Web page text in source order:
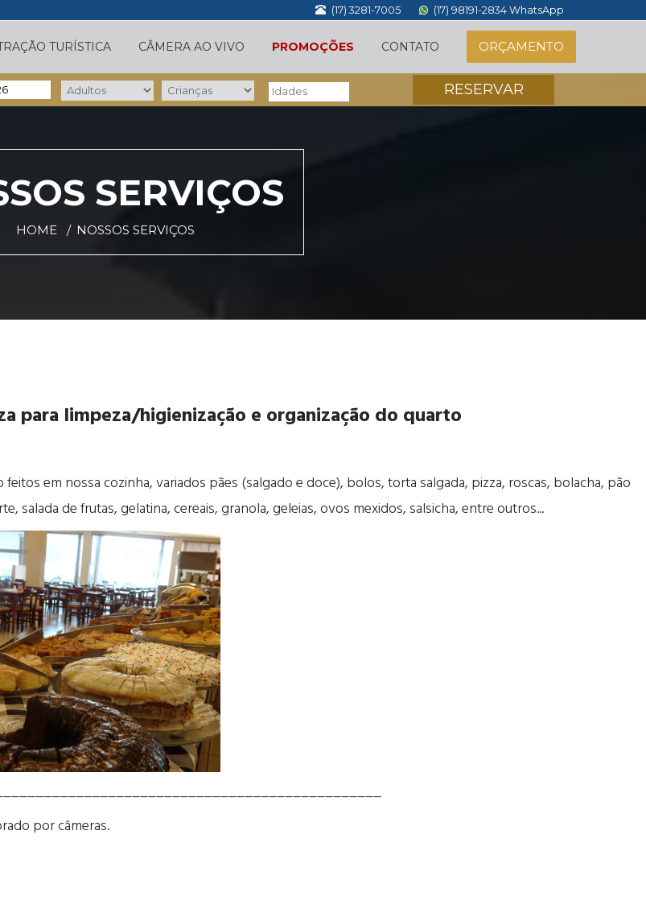
(17) 3281-7005 (17) 98191-2834 WhatsApp
TURÍSTICA CÂMERA AO VIVO PROMOÇÕES CONTATO ORÇAMENTO
SERVIÇOS
HOME NOSSOS SERVIÇOS
para limpeza/higienização e organização do quarto
em nossa cozinha, variados pães (salgado e doce), bolos, torta salgada, pizza, roscas, bolacha, pão
salada de frutas, gelatina, cereais, granola, geleias, ovos mexidos, salsicha, entre outros...
por câmeras.